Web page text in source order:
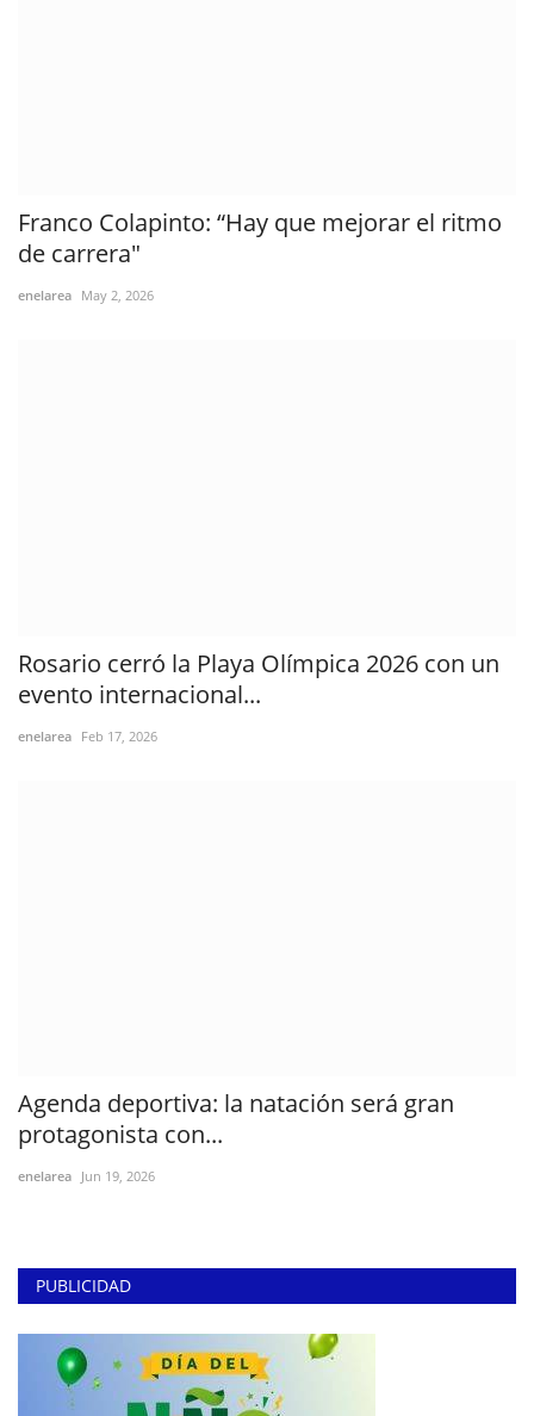
Franco Colapinto: “Hay que mejorar el ritmo
de carrera"
enelarea May 2, 2026
Rosario cerró la Playa Olímpica 2026 con un
evento internacional...
enelarea Feb 17, 2026
Agenda deportiva: la natación será gran
protagonista con...
enelarea Jun 19, 2026
PUBLICIDAD